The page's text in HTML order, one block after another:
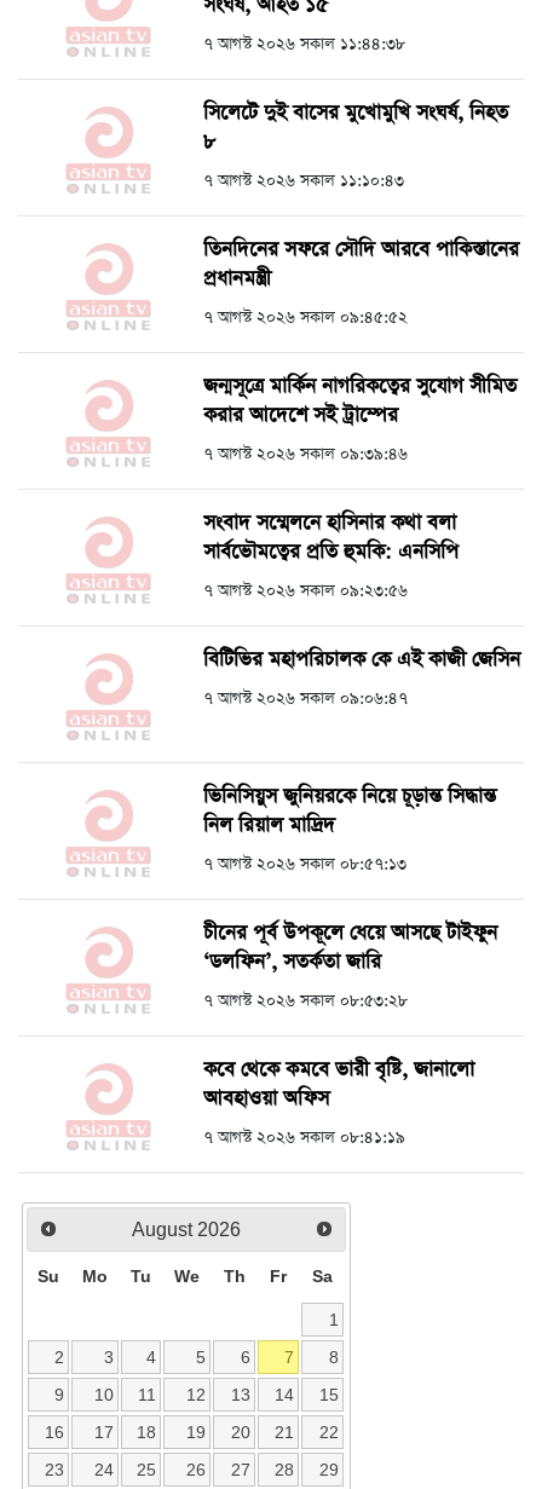
সংঘর্ষ, আহত ১৫
৭ আগস্ট ২০২৬ সকাল ১১:৪৪:৩৮
সিলেটে দুই বাসের মুখোমুখি সংঘর্ষ, নিহত
৮
৭ আগস্ট ২০২৬ সকাল ১১:১০:৪৩
তিনদিনের সফরে সৌদি আরবে পাকিস্তানের
প্রধানমন্ত্রী
৭ আগস্ট ২০২৬ সকাল ০৯:৪৫:৫২
জন্মসূত্রে মার্কিন নাগরিকত্বের সুযোগ সীমিত
করার আদেশে সই ট্রাম্পের
৭ আগস্ট ২০২৬ সকাল ০৯:৩৯:৪৬
সংবাদ সম্মেলনে হাসিনার কথা বলা
সার্বভৌমত্বের প্রতি হুমকি: এনসিপি
৭ আগস্ট ২০২৬ সকাল ০৯:২৩:৫৬
বিটিভির মহাপরিচালক কে এই কাজী জেসিন
৭ আগস্ট ২০২৬ সকাল ০৯:০৬:৪৭
ভিনিসিয়ুস জুনিয়রকে নিয়ে চূড়ান্ত সিদ্ধান্ত
নিল রিয়াল মাদ্রিদ
৭ আগস্ট ২০২৬ সকাল ০৮:৫৭:১৩
চীনের পূর্ব উপকূলে ধেয়ে আসছে টাইফুন
‘ডলফিন’, সতর্কতা জারি
৭ আগস্ট ২০২৬ সকাল ০৮:৫৩:২৮
কবে থেকে কমবে ভারী বৃষ্টি, জানালো
আবহাওয়া অফিস
৭ আগস্ট ২০২৬ সকাল ০৮:৪১:১৯
August 2026
Su Mo Tu We Th Fr Sa
1
2
3 4 5 6 7
8
9
10 11 12 13 14
15
16
17 18 19 20 21
22
23
24 25 26 27 28
29